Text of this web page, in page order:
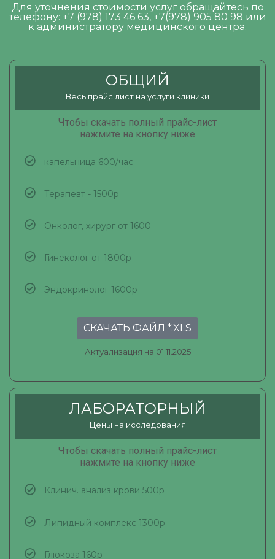
Для уточнения стоимости услуг обращайтесь по
телефону: +7 (978) 173 46 63, +7(978) 905 80 98 или
к администратору медицинского центра.
ОБЩИЙ
Весь прайс лист на услуги клиники
Чтобы скачать полный прайс-лист
нажмите на кнопку ниже
капельница 600/час
Терапевт - 1500р
Онколог, хирург от 1600
Гинеколог от 1800р
Эндокринолог 1600р
СКАЧАТЬ ФАЙЛ *.XLS
Актуализация на 01.11.2025
ЛАБОРАТОРНЫЙ
Цены на исследования
Чтобы скачать полный прайс-лист
нажмите на кнопку ниже
Клинич. анализ крови 500р
Липидный комплекс 1300р
Глюкоза 160р